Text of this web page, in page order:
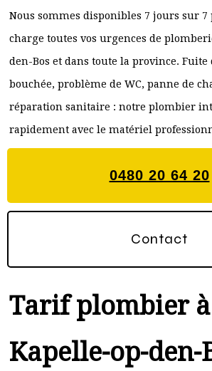
Nous sommes disponibles 7 jours sur
charge toutes vos urgences de
den-Bos et dans toute la province. Fuite
bouchée, problème de WC, panne de
réparation sanitaire : notre plombier
rapidement avec le matériel
0480 20 64 20
Contact
Tarif plombier à
Kapelle-op-den-